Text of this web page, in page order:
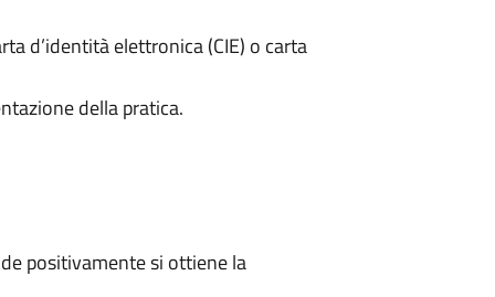
d’identità elettronica (CIE) o carta
della pratica.
positivamente si ottiene la